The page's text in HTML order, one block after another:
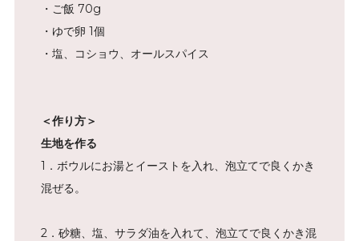
・ご飯 70g
・ゆで卵 1個
・塩、コショウ、オールスパイス
＜作り方＞
生地を作る
1．ボウルにお湯とイーストを入れ、泡立てで良くかき
混ぜる。
2．砂糖、塩、サラダ油を入れて、泡立てで良くかき混